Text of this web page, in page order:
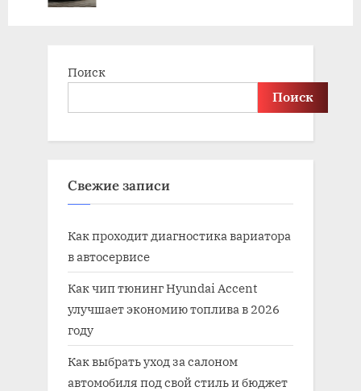
Поиск
Поиск
Свежие записи
Как проходит диагностика вариатора
в автосервисе
Как чип тюнинг Hyundai Accent
улучшает экономию топлива в 2026
году
Как выбрать уход за салоном
автомобиля под свой стиль и бюджет